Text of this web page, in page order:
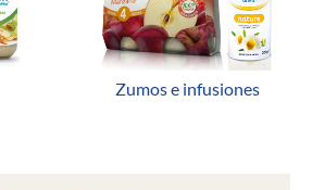
Zumos e infusiones